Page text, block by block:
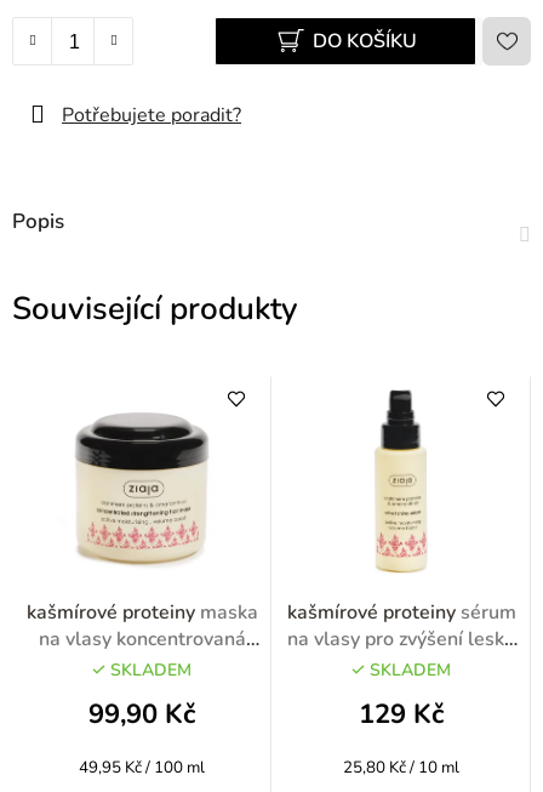
DO KOŠÍKU
Potřebujete poradit?
Popis
Související produkty
kašmírové proteiny maska
na vlasy koncentrovaná
posilující 200ml
SKLADEM
99,90 Kč
Měrná
49,95 Kč / 100 ml
kašmírové proteiny sérum
na vlasy pro zvýšení lesku
50ml
SKLADEM
129 Kč
Měrná
25,80 Kč / 10 ml